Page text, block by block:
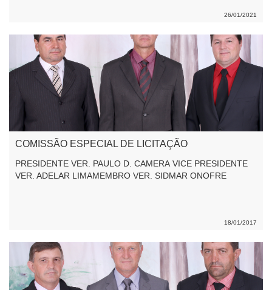
26/01/2021
COMISSÃO ESPECIAL DE LICITAÇÃO
PRESIDENTE VER. PAULO D. CAMERA VICE PRESIDENTE
VER. ADELAR LIMAMEMBRO VER. SIDMAR ONOFRE
18/01/2017